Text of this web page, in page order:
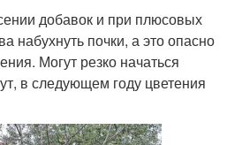
добавок и при плюсовых
набухнуть почки, а это опасно
Могут резко начаться
в следующем году цветения